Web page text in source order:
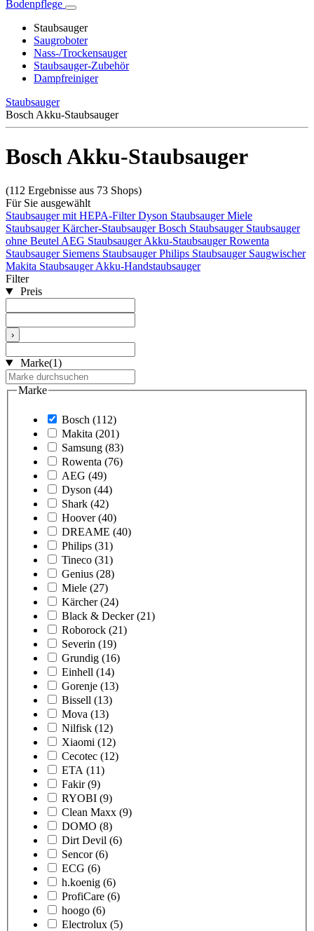
Bodenpflege
Staubsauger
Saugroboter
Nass-/Trockensauger
Staubsauger-Zubehör
Dampfreiniger
Staubsauger
Bosch Akku-Staubsauger
Bosch Akku-Staubsauger
(112 Ergebnisse aus 73 Shops)
Für Sie ausgewählt
Staubsauger mit HEPA-FilterDyson StaubsaugerMiele
StaubsaugerKärcher-StaubsaugerBosch Staubsauger Staubsauger
ohne Beutel AEG StaubsaugerAkku-StaubsaugerRowenta
Staubsauger Siemens StaubsaugerPhilips Staubsauger Saugwischer
Makita StaubsaugerAkku-Handstaubsauger
Filter
Preis
›
Marke(1)
Marke
Bosch (112)
Makita (201)
Samsung (83)
Rowenta (76)
AEG (49)
Dyson (44)
Shark (42)
Hoover (40)
DREAME (40)
Philips (31)
Tineco (31)
Genius (28)
Miele (27)
Kärcher (24)
Black & Decker (21)
Roborock (21)
Severin (19)
Grundig (16)
Einhell (14)
Gorenje (13)
Bissell (13)
Mova (13)
Nilfisk (12)
Xiaomi (12)
Cecotec (12)
ETA (11)
Fakir (9)
RYOBI (9)
Clean Maxx (9)
DOMO (8)
Dirt Devil (6)
Sencor (6)
ECG (6)
h.koenig (6)
ProfiCare (6)
hoogo (6)
Electrolux (5)